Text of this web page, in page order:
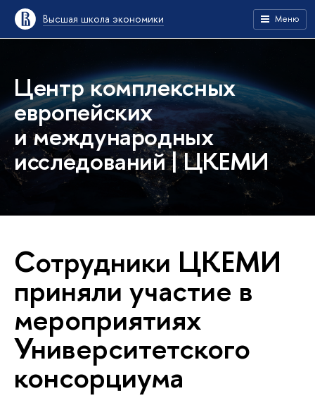
Высшая школа экономики Меню
Центр комплексных
европейских
и международных
исследований | ЦКЕМИ
Сотрудники ЦКЕМИ
приняли участие в
мероприятиях
Университетского
консорциума